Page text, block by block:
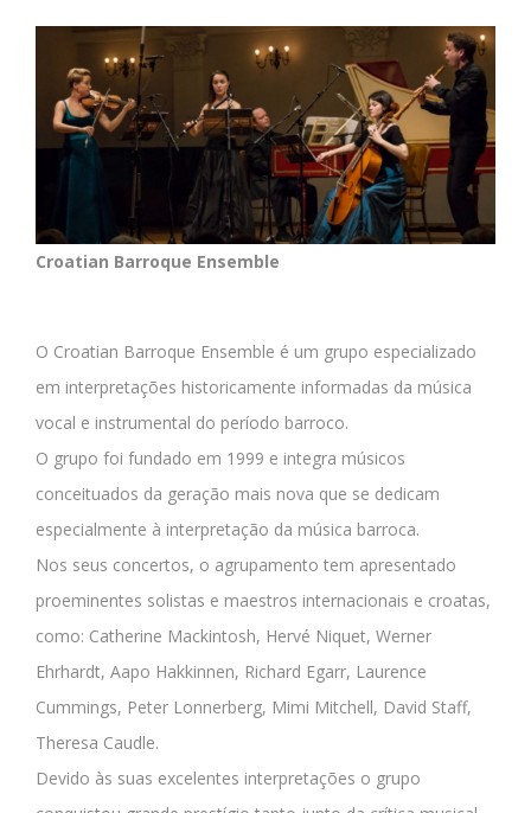
Croatian Barroque Ensemble
O Croatian Barroque Ensemble é um grupo especializado
em interpretações historicamente informadas da música
vocal e instrumental do período barroco.
O grupo foi fundado em 1999 e integra músicos
conceituados da geração mais nova que se dedicam
especialmente à interpretação da música barroca.
Nos seus concertos, o agrupamento tem apresentado
proeminentes solistas e maestros internacionais e croatas,
como: Catherine Mackintosh, Hervé Niquet, Werner
Ehrhardt, Aapo Hakkinnen, Richard Egarr, Laurence
Cummings, Peter Lonnerberg, Mimi Mitchell, David Staff,
Theresa Caudle.
Devido às suas excelentes interpretações o grupo